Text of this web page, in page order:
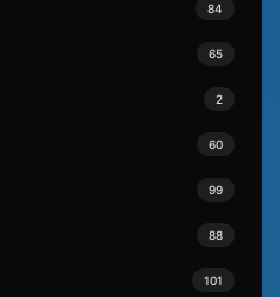
84
65
2
60
99
88
101